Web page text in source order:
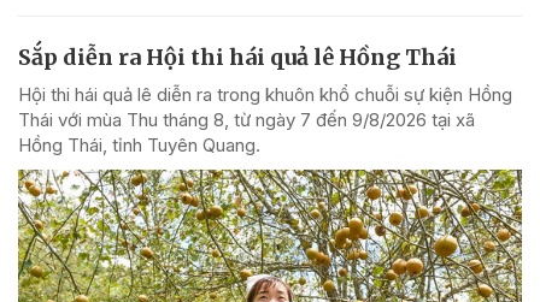
Sắp diễn ra Hội thi hái quả lê Hồng Thái
Hội thi hái quả lê diễn ra trong khuôn khổ chuỗi sự kiện Hồng
Thái với mùa Thu tháng 8, từ ngày 7 đến 9/8/2026 tại xã
Hồng Thái, tỉnh Tuyên Quang.